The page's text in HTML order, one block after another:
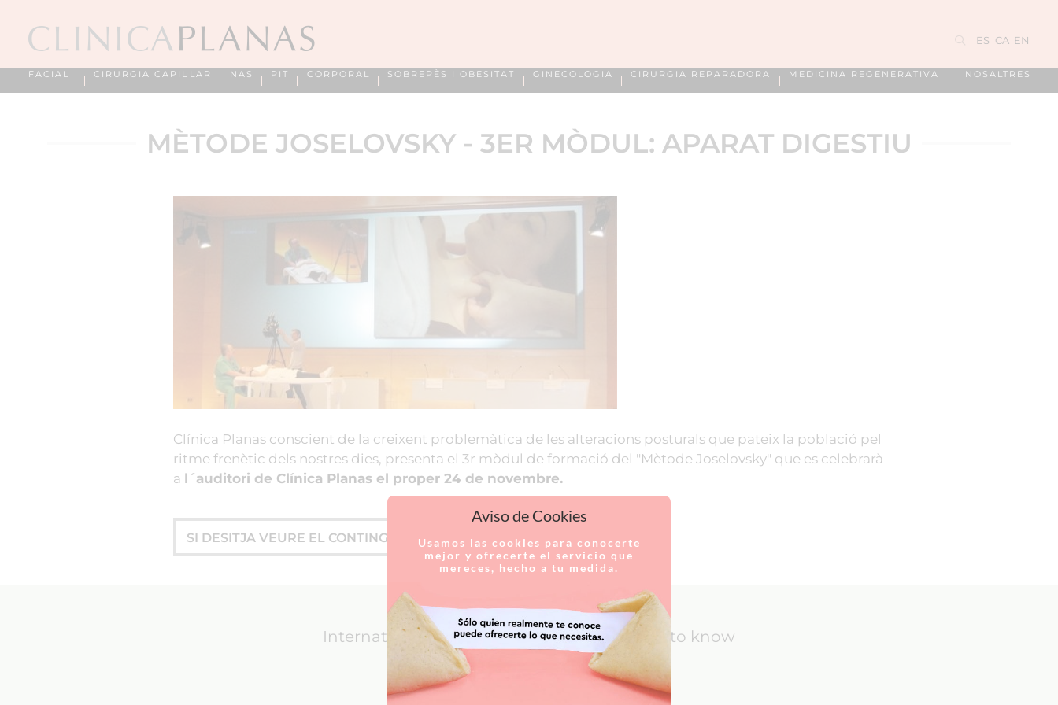
ES CA EN
FACIAL CIRURGIA CAPIL·LAR NAS PIT CORPORAL SOBREPÈS I OBESITAT GINECOLOGIA CIRURGIA REPARADORA MEDICINA REGENERATIVA NOSALTRES
MÈTODE JOSELOVSKY - 3ER MÒDUL: APARAT DIGESTIU
Clínica Planas conscient de la creixent problemàtica de les alteracions posturals que pateix la població pel
ritme frenètic dels nostres dies, presenta el 3r mòdul de formació del "Mètode Joselovsky" que es celebrarà
a l´auditori de Clínica Planas el proper 24 de novembre.
SI DESITJA VEURE EL CONTINGUT FACI CLICK AQUÍ.
International Patients: everything you need to know
Aviso de Cookies
Usamos las cookies para conocerte
mejor y ofrecerte el servicio que
mereces, hecho a tu medida.